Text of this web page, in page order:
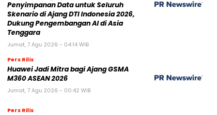
Penyimpanan Data untuk Seluruh
Skenario di Ajang DTI Indonesia 2026,
Dukung Pengembangan AI di Asia
Tenggara
Jumat, 7 Agu 2026 - 04:14 WIB
Pers Rilis
Huawei Jadi Mitra bagi Ajang GSMA
M360 ASEAN 2026
Jumat, 7 Agu 2026 - 00:42 WIB
Pers Rilis